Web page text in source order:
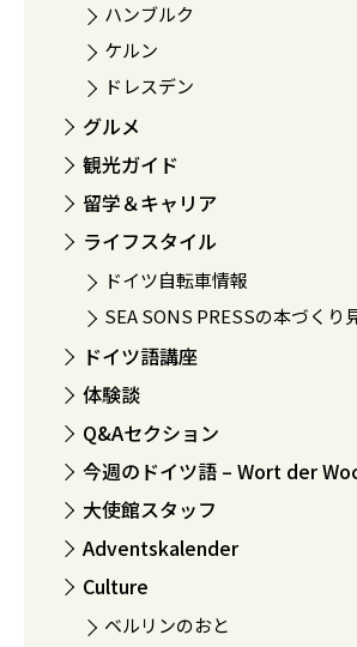
ハンブルク
ケルン
ドレスデン
グルメ
観光ガイド
留学＆キャリア
ライフスタイル
ドイツ自転車情報
SEA SONS PRESSの本づくり
ドイツ語講座
体験談
Q&Aセクション
今週のドイツ語 – Wort der
大使館スタッフ
Adventskalender
Culture
ベルリンのおと